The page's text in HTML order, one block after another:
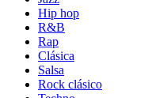
Hip hop
R&B
Rap
Clásica
Salsa
Rock clásico